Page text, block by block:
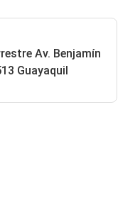
Av. Benjamín
Guayaquil